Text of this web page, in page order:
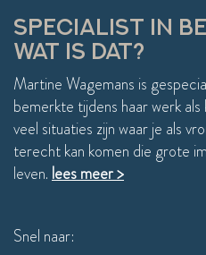
SPECIALIST IN
WAT IS DAT?
Martine Wagemans is
bemerkte tijdens haar werk
veel situaties zijn waar je als
terecht kan komen die grote
leven.lees meer >
Snel naar: